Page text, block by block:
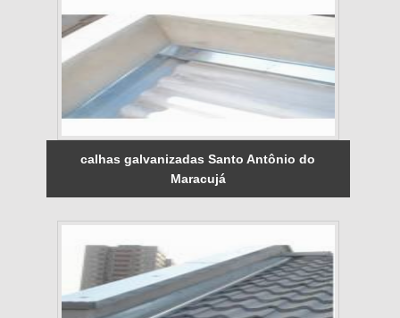
calhas galvanizadas Santo Antônio do
Maracujá